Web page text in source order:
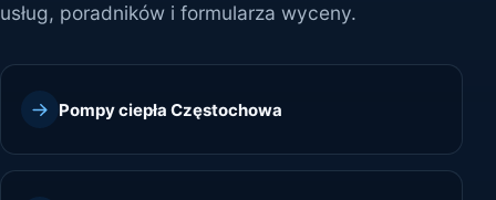
usług, poradników i formularza wyceny.
Pompy ciepła Częstochowa